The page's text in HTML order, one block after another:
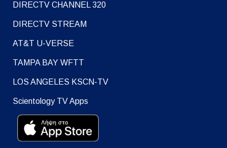
DIRECTV CHANNEL 320
DIRECTV STREAM
AT&T U-VERSE
TAMPA BAY WFTT
LOS ANGELES KSCN-TV
Scientology TV Apps